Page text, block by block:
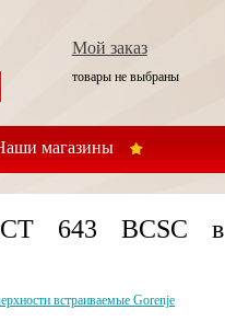
магазины
Мой заказ
товары не выбраны
643 BCSC в
встраиваемые Gorenje